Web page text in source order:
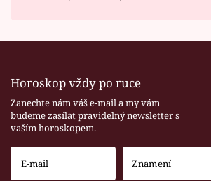
Horoskop vždy po ruce
Zanechte nám váš e-mail a my vám
budeme zasílat pravidelný newsletter s
vaším horoskopem.